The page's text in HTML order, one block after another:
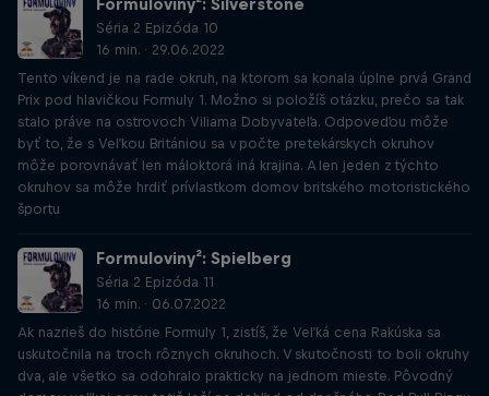
Formuloviny²: Silverstone
Séria 2 Epizóda 10
16 min. · 29.06.2022
Tento víkend je na rade okruh, na ktorom sa konala úplne prvá Grand
Prix pod hlavičkou Formuly 1. Možno si položíš otázku, prečo sa tak
stalo práve na ostrovoch Viliama Dobyvateľa. Odpoveďou môže
byť to, že s Veľkou Britániou sa v počte pretekárskych okruhov
môže porovnávať len máloktorá iná krajina. A len jeden z týchto
okruhov sa môže hrdiť prívlastkom domov britského motoristického
športu
Formuloviny²: Spielberg
Séria 2 Epizóda 11
16 min. · 06.07.2022
Ak nazrieš do histórie Formuly 1, zistíš, že Veľká cena Rakúska sa
uskutočnila na troch rôznych okruhoch. V skutočnosti to boli okruhy
dva, ale všetko sa odohralo prakticky na jednom mieste. Pôvodný